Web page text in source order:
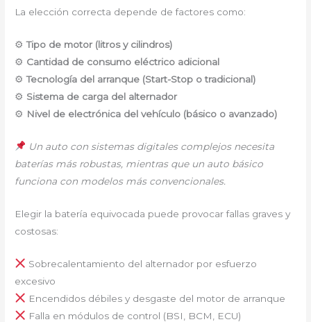
La elección correcta depende de factores como:
⚙Tipo de motor (litros y cilindros)
⚙ Cantidad de consumo eléctrico adicional
⚙Tecnología del arranque (Start-Stop o tradicional)
⚙ Sistema de carga del alternador
⚙ Nivel de electrónica del vehículo (básico o avanzado)
Un auto con sistemas digitales complejos necesita
baterías más robustas, mientras que un auto básico
funciona con modelos más convencionales.
Elegir la batería equivocada puede provocar fallas graves y
costosas:
Sobrecalentamiento del alternador por esfuerzo
excesivo
Encendidos débiles y desgaste del motor de arranque
Falla en módulos de control (BSI, BCM, ECU)